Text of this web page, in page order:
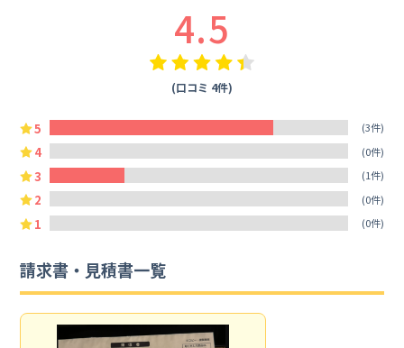
4.5
(口コミ 4件)
5 (3件)
4 (0件)
3 (1件)
2 (0件)
1 (0件)
請求書・見積書一覧